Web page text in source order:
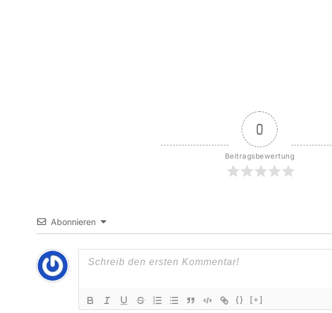
0
Beitragsbewertung
Abonnieren
{} [+]